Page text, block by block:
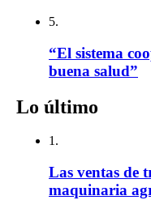
5.
“El sistema
buena salud”
Lo último
1.
Las ventas de
maquinaria